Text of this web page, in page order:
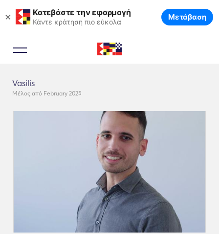
× Κατεβάστε την εφαρμογή
Κάντε κράτηση πιο εύκολα Μετάβαση
Vasilis
Μέλος από February 2025